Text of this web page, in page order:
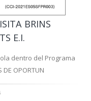
BRINS
E.I.
dentro del Programa
OPORTUN